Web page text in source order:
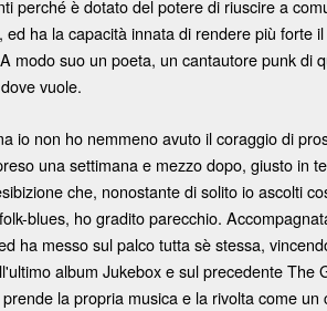
perché è dotato del potere di riuscire a
ha la capacità innata di rendere più forte
modo suo un poeta, un cantautore punk di
vuole.
io non ho nemmeno avuto il coraggio di
una settimana e mezzo dopo, giusto in
che, nonostante di solito io ascolti
blues, ho gradito parecchio.
ha messo sul palco tutta sè stessa,
album Jukebox e sul precedente The
la propria musica e la rivolta come un